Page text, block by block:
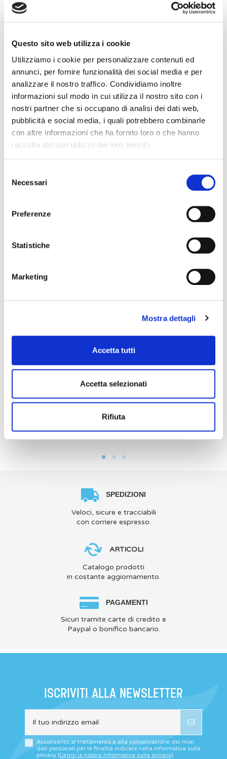
Questo sito web utilizza i cookie
Utilizziamo i cookie per personalizzare contenuti ed
annunci, per fornire funzionalità dei social media e per
analizzare il nostro traffico. Condividiamo inoltre
informazioni sul modo in cui utilizza il nostro sito con i
nostri partner che si occupano di analisi dei dati web,
pubblicità e social media, i quali potrebbero combinarle
con altre informazioni che ha fornito loro o che hanno
raccolto dal suo utilizzo dei loro servizi.
delNecessari
Preferenze
Statistiche
Marketing
Mostra dettagli
Accetta tutti
Accetta selezionati
Rifiuta
Assicura un corretto e stabile posizionamento dell’ago
durante le procedure ecoguidate, aumentando la
Dotata di basso profilo di inserzione
Dotata di invito nella parte distale per una facile
inserzione dello strumento anche in ambienti con scarsa
visibilità
Il prodotto è comprensivo di:
n. 1 coprisonda in lattice 3,5x20 cm
n. 1 busta di gel sterile da 20ml
n. 2 elastici di fissaggio latex free
per sonde ecografiche
essere utilizzate su superfici,
porte e tutte le superfici non
Confezionamento:6 flaconi
Ref. 47-44
sonde ecografiche
Soluzione spray per la pulizia
Confezionamento:6 flaconi
Parker Laboratories Inc
Ref. 43-32
SPEDIZIONI
Veloci, sicure e tracciabili
con corriere espresso.
ARTICOLI
Catalogo prodotti
in costante aggiornamento.
PAGAMENTI
Sicuri tramite carte di credito e
Paypal o bonifico bancario.
ISCRIVITI ALLA NEWSLETTER
Acconsento al trattamento e alla conservazione dei miei
dati personali per le finalità indicate nella informativa sulla
privacy (Leggi la nostra informativa sulla privacy).